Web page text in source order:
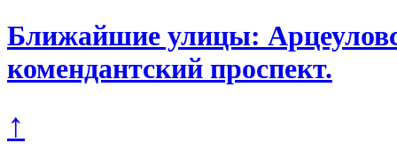
Ближайшие улицы:
комендантский проспект.
↑